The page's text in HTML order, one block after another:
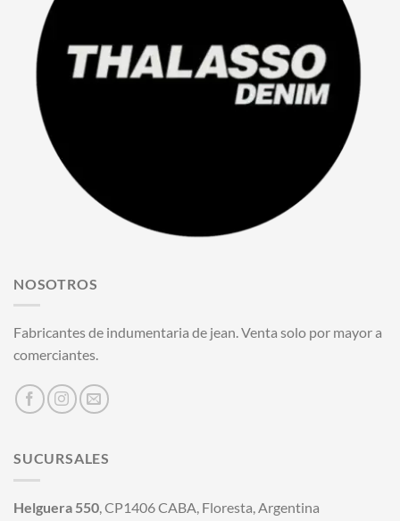
NOSOTROS
Fabricantes de indumentaria de jean. Venta solo por mayor a
comerciantes.
SUCURSALES
Helguera 550 , CP1406 CABA, Floresta, Argentina